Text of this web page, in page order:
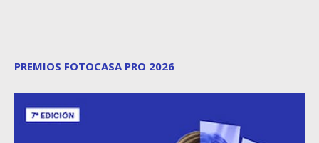
PREMIOS FOTOCASA PRO 2026